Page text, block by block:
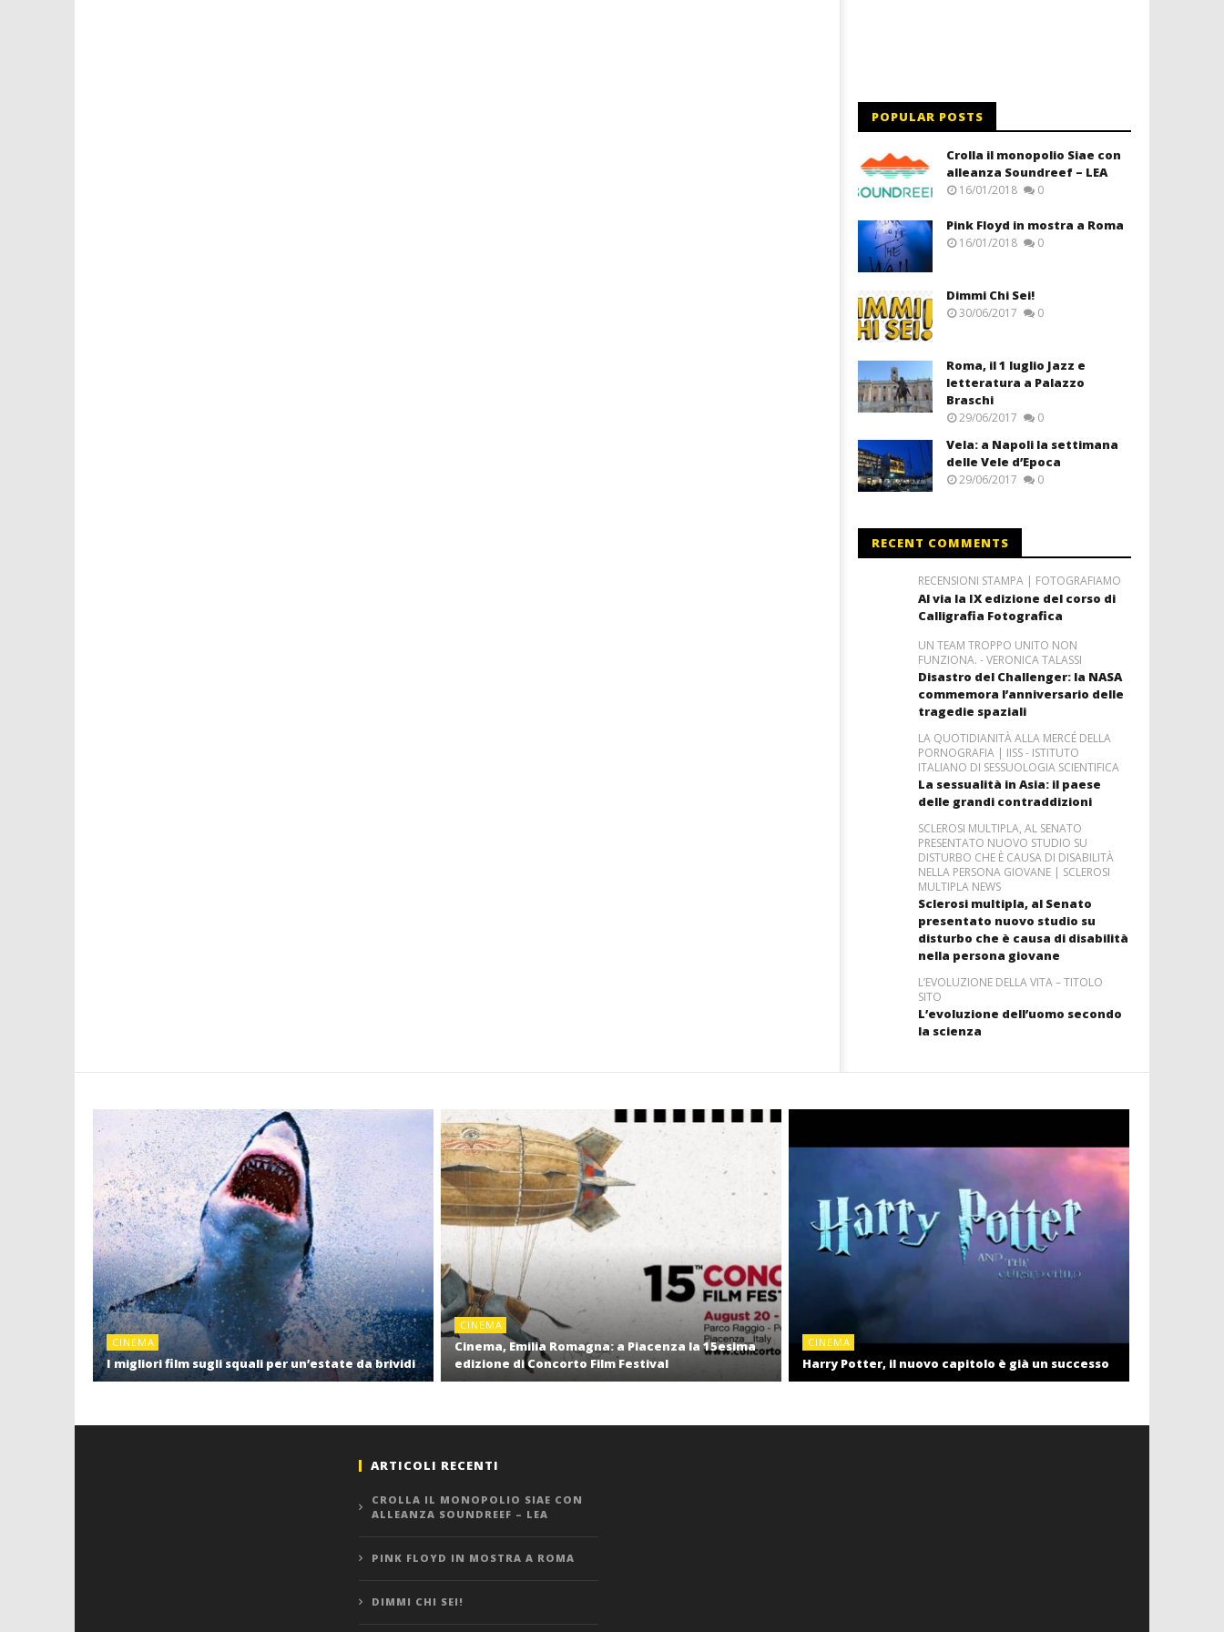
POPULAR POSTS
Crolla il monopolio Siae con
alleanza Soundreef – LEA
16/01/2018 0
Pink Floyd in mostra a Roma
16/01/2018 0
Dimmi Chi Sei!
30/06/2017 0
Roma, il 1 luglio Jazz e
letteratura a Palazzo
Braschi
29/06/2017 0
Vela: a Napoli la settimana
delle Vele d’Epoca
29/06/2017 0
RECENT COMMENTS
RECENSIONI STAMPA | FOTOGRAFIAMO
Al via la IX edizione del corso di
Calligrafia Fotografica
UN TEAM TROPPO UNITO NON
FUNZIONA. - VERONICA TALASSI
Disastro del Challenger: la NASA
commemora l’anniversario delle
tragedie spaziali
LA QUOTIDIANITÀ ALLA MERCÉ DELLA
PORNOGRAFIA | IISS - ISTITUTO
ITALIANO DI SESSUOLOGIA SCIENTIFICA
La sessualità in Asia: il paese
delle grandi contraddizioni
SCLEROSI MULTIPLA, AL SENATO
PRESENTATO NUOVO STUDIO SU
DISTURBO CHE È CAUSA DI DISABILITÀ
NELLA PERSONA GIOVANE | SCLEROSI
MULTIPLA NEWS
Sclerosi multipla, al Senato
presentato nuovo studio su
disturbo che è causa di disabilità
nella persona giovane
L’EVOLUZIONE DELLA VITA – TITOLO
SITO
L’evoluzione dell’uomo secondo
la scienza
CINEMA
I migliori film sugli squali per un’estate da brividi
CINEMA
Cinema, Emilia Romagna: a Piacenza la 15esima
edizione di Concorto Film Festival
CINEMA
Harry Potter, il nuovo capitolo è già un successo
ARTICOLI RECENTI
CROLLA IL MONOPOLIO SIAE CON
ALLEANZA SOUNDREEF – LEA
PINK FLOYD IN MOSTRA A ROMA
DIMMI CHI SEI!